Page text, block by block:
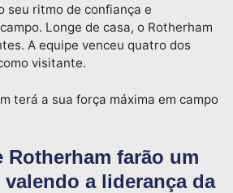
seu ritmo de confiança e
Longe de casa, o Rotherham
A equipe venceu quatro dos
visitante.
terá a sua força máxima em campo
Rotherham farão um
a liderança da